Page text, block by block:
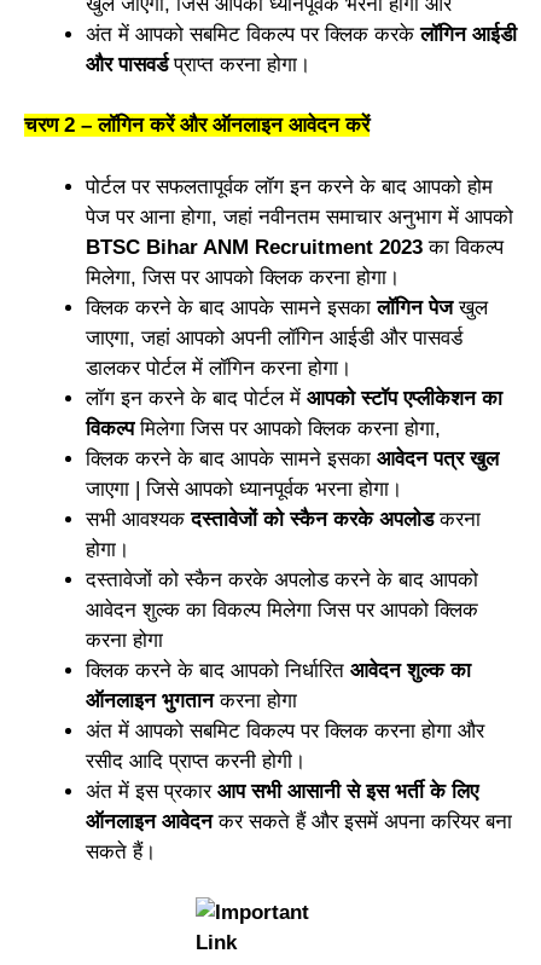
अंत में आपको सबमिट विकल्प पर क्लिक करकेलॉगिन आईडी
और पासवर्डप्राप्त करना होगा।
चरण 2 – लॉगिन करें और ऑनलाइन आवेदन करें
पोर्टल पर सफलतापूर्वक लॉग इन करने के बाद आपको होम
पेज पर आना होगा, जहां नवीनतम समाचार अनुभाग में आपको
BTSC Bihar ANM Recruitment 2023 का विकल्प
मिलेगा, जिस पर आपको क्लिक करना होगा।
क्लिक करने के बाद आपके सामने इसकालॉगिन पेजखुल
जाएगा, जहां आपको अपनी लॉगिन आईडी और पासवर्ड
डालकर पोर्टल में लॉगिन करना होगा।
लॉग इन करने के बाद पोर्टल में आपको स्टॉप एप्लीकेशन का
विकल्पमिलेगा जिस पर आपको क्लिक करना होगा,
क्लिक करने के बाद आपके सामने इसका आवेदन पत्र खुल
जाएगा | जिसे आपको ध्यानपूर्वक भरना होगा।
सभी आवश्यक दस्तावेजों को स्कैन करके अपलोडकरना
होगा।
दस्तावेजों को स्कैन करके अपलोड करने के बाद आपको
आवेदन शुल्क का विकल्प मिलेगा जिस पर आपको क्लिक
करना होगा
क्लिक करने के बाद आपको निर्धारित आवेदन शुल्क का
ऑनलाइन भुगतानकरना होगा
अंत में आपको सबमिट विकल्प पर क्लिक करना होगा और
रसीद आदि प्राप्त करनी होगी।
अंत में इस प्रकार आप सभी आसानी से इस भर्ती के लिए
ऑनलाइन आवेदनकर सकते हैं और इसमें अपना करियर बना
सकते हैं।